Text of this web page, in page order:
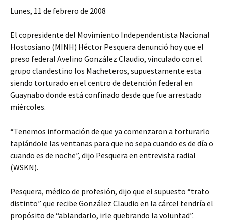
Lunes, 11 de febrero de 2008
El copresidente del Movimiento Independentista Nacional
Hostosiano (MINH) Héctor Pesquera denunció hoy que el
preso federal Avelino González Claudio, vinculado con el
grupo clandestino los Macheteros, supuestamente esta
siendo torturado en el centro de detención federal en
Guaynabo donde está confinado desde que fue arrestado
miércoles.
“Tenemos información de que ya comenzaron a torturarlo
tapiándole las ventanas para que no sepa cuando es de día o
cuando es de noche”, dijo Pesquera en entrevista radial
(WSKN).
Pesquera, médico de profesión, dijo que el supuesto “trato
distinto” que recibe González Claudio en la cárcel tendría el
propósito de “ablandarlo, irle quebrando la voluntad”.